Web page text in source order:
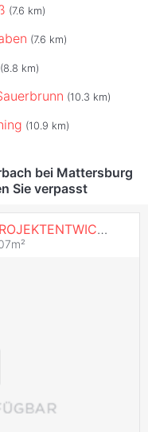
(7.6 km)
(7.6 km)
(8.8 km)
(10.3 km)
(10.9 km)
bei Mattersburg
Sie verpasst
OPTIMAL FÜR ANLEGER UND PROJEKTENTWICKLER